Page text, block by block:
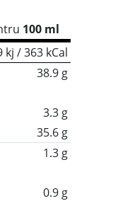
100 ml
kj / 363 kCal
38.9 g
3.3 g
35.6 g
1.3 g
0.9 g